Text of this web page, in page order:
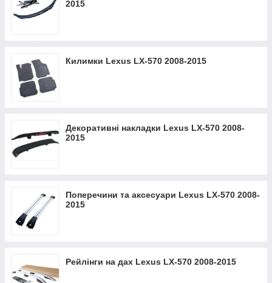
2015
Килимки Lexus LX-570 2008-2015
Декоративні накладки Lexus LX-570 2008-
2015
Поперечини та аксесуари Lexus LX-570 2008-
2015
Рейлінги на дах Lexus LX-570 2008-2015